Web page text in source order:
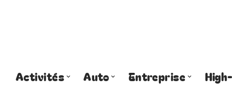
Activités Auto Entreprise